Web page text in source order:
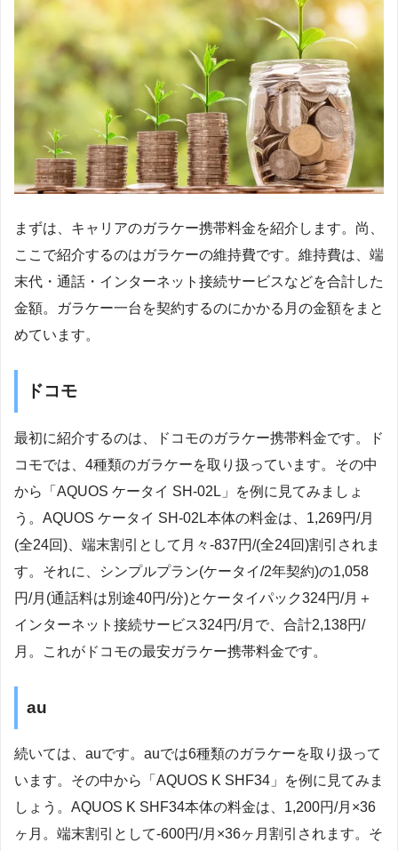
まずは、キャリアのガラケー携帯料金を紹介します。尚、
ここで紹介するのはガラケーの維持費です。維持費は、端
末代・通話・インターネット接続サービスなどを合計した
金額。ガラケー一台を契約するのにかかる月の金額をまと
めています。
ドコモ
最初に紹介するのは、ドコモのガラケー携帯料金です。ド
コモでは、4種類のガラケーを取り扱っています。その中
から「AQUOS ケータイ SH-02L」を例に見てみましょ
う。AQUOS ケータイ SH-02L本体の料金は、1,269円/月
(全24回)、端末割引として月々-837円/(全24回)割引されま
す。それに、シンプルプラン(ケータイ/2年契約)の1,058
円/月(通話料は別途40円/分)とケータイパック324円/月＋
インターネット接続サービス324円/月で、合計2,138円/
月。これがドコモの最安ガラケー携帯料金です。
au
続いては、auです。auでは6種類のガラケーを取り扱って
います。その中から「AQUOS K SHF34」を例に見てみま
しょう。AQUOS K SHF34本体の料金は、1,200円/月×36
ヶ月。端末割引として-600円/月×36ヶ月割引されます。そ